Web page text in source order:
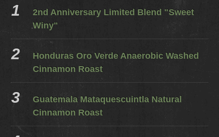
2nd Anniversary Limited Blend "Sweet
Winy"
Honduras Oro Verde Anaerobic Washed
Cinnamon Roast
Guatemala Mataquescuintla Natural
Cinnamon Roast